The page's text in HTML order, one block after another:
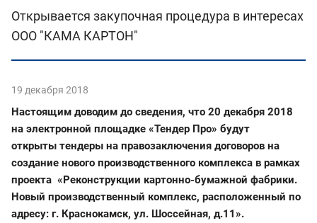
Открывается закупочная процедура в интересах
ООО "КАМА КАРТОН"
19 декабря 2018
Настоящим доводим до сведения, что 20 декабря 2018
на электронной площадке «Тендер Про» будут
открыты тендеры на правозаключения договоров на
создание нового производственного комплекса в рамках
проекта «Реконструкции картонно-бумажной фабрики.
Новый производственный комплекс, расположенный по
адресу: г. Краснокамск, ул. Шоссейная, д.11».